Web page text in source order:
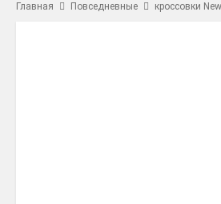
Главная Повседневные кроссовки